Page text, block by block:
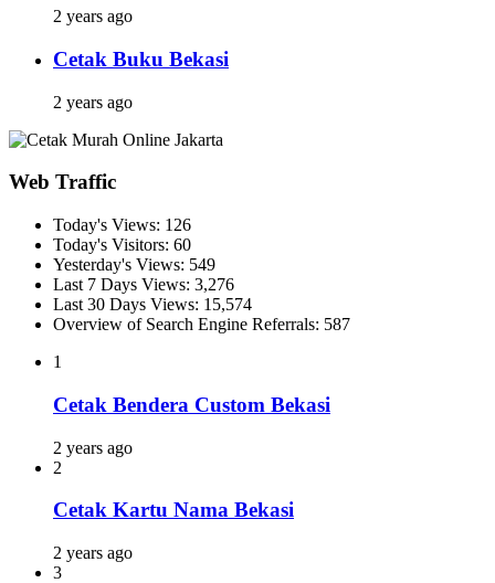
2 years ago
Cetak Buku Bekasi
2 years ago
Web Traffic
Today's Views: 126
Today's Visitors: 60
Yesterday's Views: 549
Last 7 Days Views: 3,276
Last 30 Days Views: 15,574
Overview of Search Engine Referrals: 587
1
Cetak Bendera Custom Bekasi
2 years ago
2
Cetak Kartu Nama Bekasi
2 years ago
3